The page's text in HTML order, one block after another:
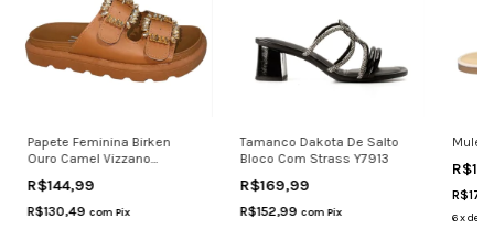
Papete Feminina Birken
Ouro Camel Vizzano
R$144,99
R$130,49 com Pix
Tamanco Dakota De Salto
Bloco Com Strass Y7913
R$169,99
R$152,99 com Pix
Mule
6xde